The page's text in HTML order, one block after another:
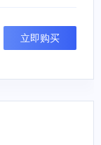
立即购买